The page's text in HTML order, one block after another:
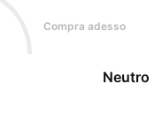
Compra adesso
Neutro